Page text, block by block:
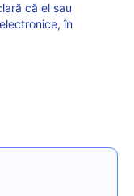
că el sau
în